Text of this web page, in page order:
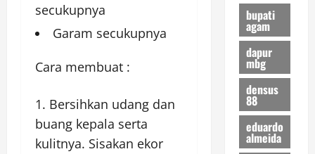
secukupnya
Garam secukupnya
Cara membuat :
Bersihkan udang dan
buang kepala serta
kulitnya. Sisakan ekor
bupati
agam
dapur
mbg
densus
88
eduardo
almeida